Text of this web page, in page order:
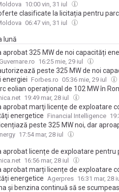
10:00 vin, 31 iul
clasificate la licitația pentru
stabilit de ANRE
06:47 vin, 31 iul
lună
aprobat 325 MW de noi capacități
și Tinmar au desemnat constructorul
16:25 mie, 29 iul
peste 325 MW de noi
energiei Forbes.ro 05:36 mie, 29 iul
eolian operațional de 102 MW în
care au mall-urile AFI și a
19:49 mar, 28 iul
aprobat marţi licenţe de exploatare
energetice Financial Intelligence
peste 325 MW noi, dar
„Blocajul este la certificatul de
17:54 mar, 28 iul
aprobat licențe de exploatare
16:56 mar, 28 iul
aprobat marți licențe de exploatare
energetice Agerpres 16:31 mar, 28
și benzina continuă să se